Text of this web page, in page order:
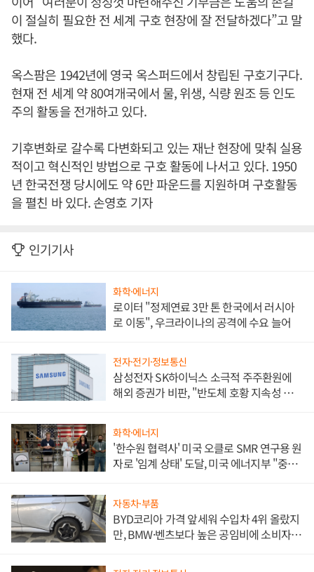
이 절실히 필요한 전 세계 구호 현장에 잘 전달하겠다”고 말
했다.
옥스팜은 1942년에 영국 옥스퍼드에서 창립된 구호기구다.
현재 전 세계 약 80여개국에서 물, 위생, 식량 원조 등 인도
주의 활동을 전개하고 있다.
기후변화로 갈수록 다변화되고 있는 재난 현장에 맞춰 실용
적이고 혁신적인 방법으로 구호 활동에 나서고 있다. 1950
년 한국전쟁 당시에도 약 6만 파운드를 지원하며 구호활동
을 펼친 바 있다. 손영호 기자
인기기사
화학·에너지
로이터 "정제연료 3만 톤 한국에서 러시아
로 이동", 우크라이나의 공격에 수요 늘어
전자·전기·정보통신
삼성전자 SK하이닉스 소극적 주주환원에
해외 증권가 비판, "반도체 호황 지속성 의
화학·에너지
'한수원 협력사' 미국 오클로 SMR 연구용 원
자로 '임계 상태' 도달, 미국 에너지부 "중요
자동차·부품
BYD코리아 가격 앞세워 수입차 4위 올랐지
만, BMW·벤츠보다 높은 공임비에 소비자